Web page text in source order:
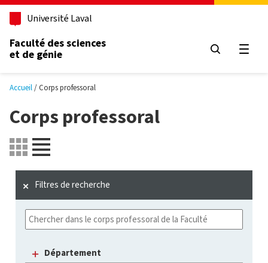
Aller au contenu principal
Université Laval
Faculté des sciences
et de génie
Accueil Corps professoral
Corps professoral
Filtres de recherche
Département